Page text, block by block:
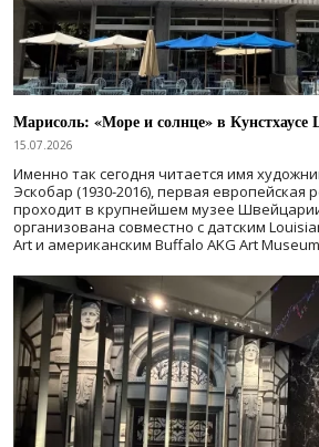
Марисоль: «Море и солнце» в
15.07.2026
Именно так сегодня читается имя
Эскобар (1930-2016), первая европейская
проходит в крупнейшем музее
организована совместно с датским
Art и американским Buffalo AKG Art